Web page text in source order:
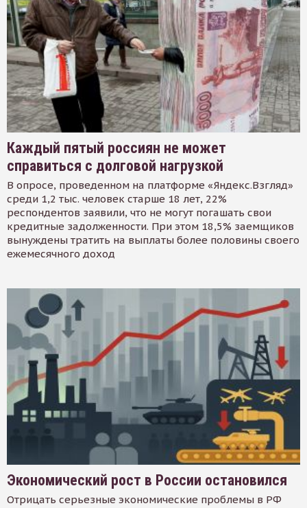
Каждый пятый россиян не может
справиться с долговой нагрузкой
В опросе, проведенном на платформе «Яндекс.Взгляд»
среди 1,2 тыс. человек старше 18 лет, 22%
респондентов заявили, что не могут погашать свои
кредитные задолженности. При этом 18,5% заемщиков
вынуждены тратить на выплаты более половины своего
ежемесячного доход
Экономический рост в России остановился
Отрицать серьезные экономические проблемы в РФ